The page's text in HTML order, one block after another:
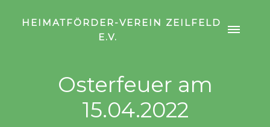
HEIMATFÖRDER-VEREIN ZEILFELD
E.V.
Osterfeuer am
15.04.2022